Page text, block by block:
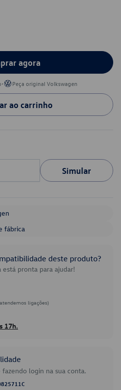
agora
• Peça original Volkswagen
ao carrinho
Simular
fábrica
deste produto?
está pronta para ajudar!
ligações)
17h.
login na sua conta.